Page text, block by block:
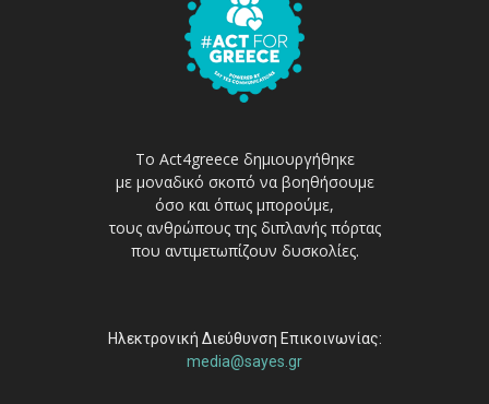
Το Act4greece δημιουργήθηκε
με μοναδικό σκοπό να βοηθήσουμε
όσο και όπως μπορούμε,
τους ανθρώπους της διπλανής πόρτας
που αντιμετωπίζουν δυσκολίες.
Ηλεκτρονική Διεύθυνση Επικοινωνίας:
media@sayes.gr